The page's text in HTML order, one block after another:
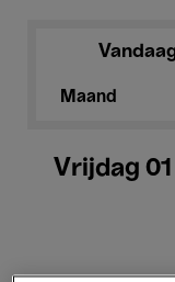
Maand
Vrijdag